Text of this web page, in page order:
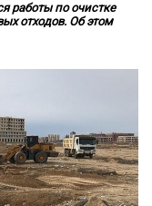
работы по очистке
отходов. Об этом